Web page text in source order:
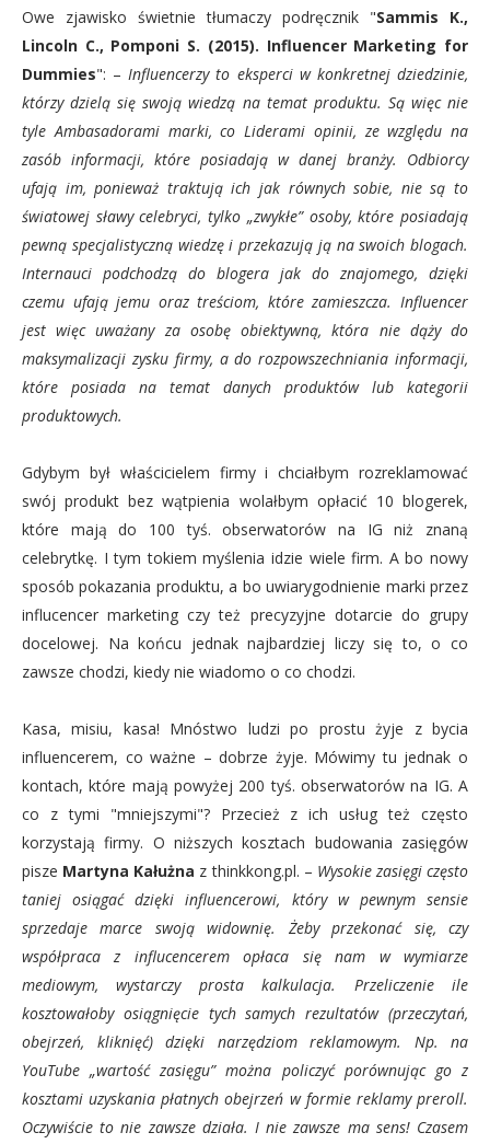
Owe zjawisko świetnie tłumaczy podręcznik "Sammis K.,
Lincoln C., Pomponi S. (2015). Influencer Marketing for
Dummies": –Influencerzy to eksperci w konkretnej dziedzinie,
którzy dzielą się swoją wiedzą na temat produktu. Są więc nie
tyle Ambasadorami marki, co Liderami opinii, ze względu na
zasób informacji, które posiadają w danej branży. Odbiorcy
ufają im, ponieważ traktują ich jak równych sobie, nie są to
światowej sławy celebryci, tylko „zwykłe” osoby, które posiadają
pewną specjalistyczną wiedzę i przekazują ją na swoich blogach.
Internauci podchodzą do blogera jak do znajomego, dzięki
czemu ufają jemu oraz treściom, które zamieszcza. Influencer
jest więc uważany za osobę obiektywną, która nie dąży do
maksymalizacji zysku firmy, a do rozpowszechniania informacji,
które posiada na temat danych produktów lub kategorii
produktowych.
Gdybym był właścicielem firmy i chciałbym rozreklamować
swój produkt bez wątpienia wolałbym opłacić 10 blogerek,
które mają do 100 tyś. obserwatorów na IG niż znaną
celebrytkę. I tym tokiem myślenia idzie wiele firm. A bo nowy
sposób pokazania produktu, a bo uwiarygodnienie marki przez
influcencer marketing czy też precyzyjne dotarcie do grupy
docelowej. Na końcu jednak najbardziej liczy się to, o co
zawsze chodzi, kiedy nie wiadomo o co chodzi.
Kasa, misiu, kasa! Mnóstwo ludzi po prostu żyje z bycia
influencerem, co ważne – dobrze żyje. Mówimy tu jednak o
kontach, które mają powyżej 200 tyś. obserwatorów na IG. A
co z tymi "mniejszymi"? Przecież z ich usług też często
korzystają firmy. O niższych kosztach budowania zasięgów
pisze Martyna Kałużna z thinkkong.pl. – Wysokie zasięgi często
taniej osiągać dzięki influencerowi, który w pewnym sensie
sprzedaje marce swoją widownię. Żeby przekonać się, czy
współpraca z influcencerem opłaca się nam w wymiarze
mediowym, wystarczy prosta kalkulacja. Przeliczenie ile
kosztowałoby osiągnięcie tych samych rezultatów (przeczytań,
obejrzeń, kliknięć) dzięki narzędziom reklamowym. Np. na
YouTube „wartość zasięgu” można policzyć porównując go z
kosztami uzyskania płatnych obejrzeń w formie reklamy preroll.
Oczywiście to nie zawsze działa. I nie zawsze ma sens! Czasem